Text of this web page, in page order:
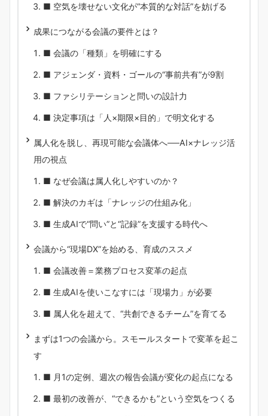
■ 空気を壊せない文化が“本質的な対話”を妨げる
成果につながる会議の要件とは？
■ 会議の「種類」を明確にする
■ アジェンダ・資料・ゴールの“事前共有”が9割
■ ファシリテーションと問いの設計力
■ 決定事項は「人×期限×目的」で明文化する
属人化を脱し、再現可能な会議体へ──AI×ナレッジ活
用の視点
■ なぜ会議は属人化しやすいのか？
■ 解決のカギは「ナレッジの仕組み化」
■ 生成AIで“問い”と“記録”を支援する時代へ
会議から“現場DX”を始める、育成のススメ
■ 会議改善＝業務プロセス変革の起点
■ 生成AIを使いこなすには「現場力」が必要
■ 属人化を超えて、“共創できるチーム”を育てる
まずは1つの会議から。スモールスタートで変革を起こ
す
■ 月1の定例、週次の報告会議が変化の起点になる
■ 最初の改善が、“できるかも”という空気をつくる